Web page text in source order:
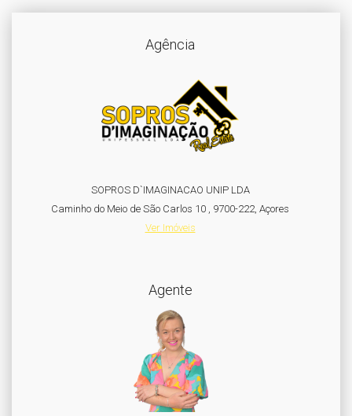
Agência
SOPROS D`IMAGINACAO UNIP LDA
Caminho do Meio de São Carlos 10 , 9700-222, Açores
Ver Imóveis
Agente